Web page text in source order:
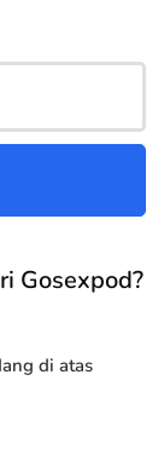
Gosexpod?
di atas